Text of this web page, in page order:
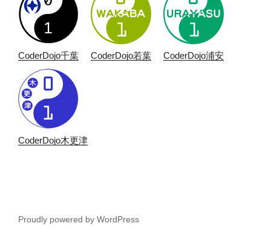
CoderDojo千葉 CoderDojo若葉 CoderDojo浦安
CoderDojo木更津
Proudly powered by WordPress